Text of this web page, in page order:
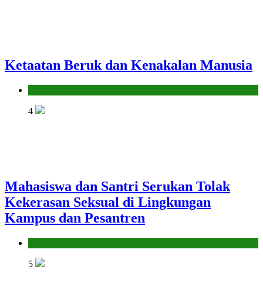
Ketaatan Beruk dan Kenakalan Manusia
4
Mahasiswa dan Santri Serukan Tolak
Kekerasan Seksual di Lingkungan
Kampus dan Pesantren
5